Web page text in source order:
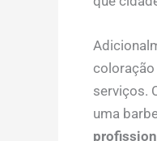
coloração
serviços.
uma